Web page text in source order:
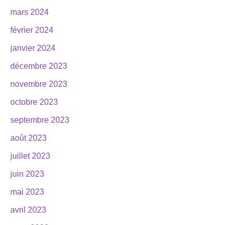
mars 2024
février 2024
janvier 2024
décembre 2023
novembre 2023
octobre 2023
septembre 2023
août 2023
juillet 2023
juin 2023
mai 2023
avril 2023